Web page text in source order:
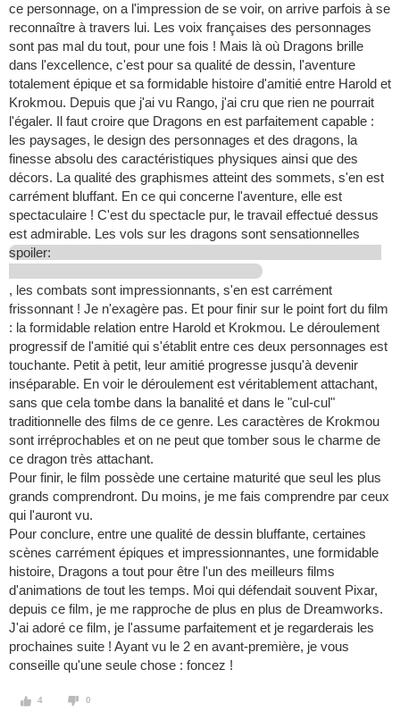
ce personnage, on a l'impression de se voir, on arrive parfois à se
reconnaître à travers lui. Les voix françaises des personnages
sont pas mal du tout, pour une fois ! Mais là où Dragons brille
dans l'excellence, c'est pour sa qualité de dessin, l'aventure
totalement épique et sa formidable histoire d'amitié entre Harold et
Krokmou. Depuis que j'ai vu Rango, j'ai cru que rien ne pourrait
l'égaler. Il faut croire que Dragons en est parfaitement capable :
les paysages, le design des personnages et des dragons, la
finesse absolu des caractéristiques physiques ainsi que des
décors. La qualité des graphismes atteint des sommets, s'en est
carrément bluffant. En ce qui concerne l'aventure, elle est
spectaculaire ! C'est du spectacle pur, le travail effectué dessus
est admirable. Les vols sur les dragons sont sensationnelles
spoiler:
, les combats sont impressionnants, s'en est carrément
frissonnant ! Je n'exagère pas. Et pour finir sur le point fort du film
: la formidable relation entre Harold et Krokmou. Le déroulement
progressif de l'amitié qui s'établit entre ces deux personnages est
touchante. Petit à petit, leur amitié progresse jusqu'à devenir
inséparable. En voir le déroulement est véritablement attachant,
sans que cela tombe dans la banalité et dans le "cul-cul"
traditionnelle des films de ce genre. Les caractères de Krokmou
sont irréprochables et on ne peut que tomber sous le charme de
ce dragon très attachant.
Pour finir, le film possède une certaine maturité que seul les plus
grands comprendront. Du moins, je me fais comprendre par ceux
qui l'auront vu.
Pour conclure, entre une qualité de dessin bluffante, certaines
scènes carrément épiques et impressionnantes, une formidable
histoire, Dragons a tout pour être l'un des meilleurs films
d'animations de tout les temps. Moi qui défendait souvent Pixar,
depuis ce film, je me rapproche de plus en plus de Dreamworks.
J'ai adoré ce film, je l'assume parfaitement et je regarderais les
prochaines suite ! Ayant vu le 2 en avant-première, je vous
conseille qu'une seule chose : foncez !
4 0